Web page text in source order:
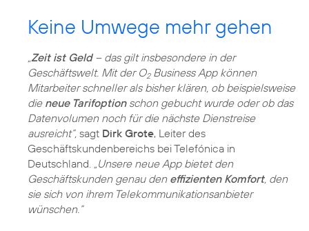
Keine Umwege mehr gehen
Zeit ist Geld– das gilt insbesondere in der
Geschäftswelt. Mit der O2Business App können
Mitarbeiter schneller als bisher klären, ob beispielsweise
die neue Tarifoptionschon gebucht wurde oder ob das
Datenvolumen noch für die nächste Dienstreise
ausreicht“, sagt Dirk Grote, Leiter des
Geschäftskundenbereichs bei Telefónica in
Deutschland.
„Unsere neue App bietet den
Geschäftskunden genau den effizienten Komfort, den
sie sich von ihrem Telekommunikationsanbieter
wünschen.“